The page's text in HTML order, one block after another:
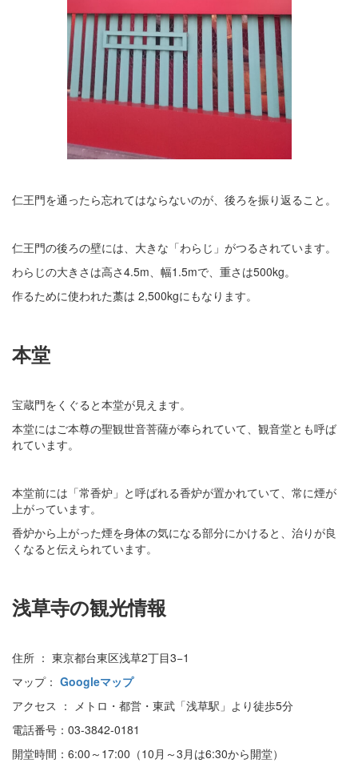
仁王門を通ったら忘れてはならないのが、後ろを振り返ること。
仁王門の後ろの壁には、大きな「わらじ」がつるされています。
わらじの大きさは高さ4.5m、幅1.5mで、重さは500kg。
作るために使われた藁は 2,500kgにもなります。
本堂
宝蔵門をくぐると本堂が見えます。
本堂にはご本尊の聖観世音菩薩が奉られていて、観音堂とも呼ば
れています。
本堂前には「常香炉」と呼ばれる香炉が置かれていて、常に煙が
上がっています。
香炉から上がった煙を身体の気になる部分にかけると、治りが良
くなると伝えられています。
浅草寺の観光情報
住所 ： 東京都台東区浅草2丁目3−1
マップ： Googleマップ
アクセス ： メトロ・都営・東武「浅草駅」より徒歩5分
電話番号：03-3842-0181
開堂時間：6:00～17:00（10月～3月は6:30から開堂）